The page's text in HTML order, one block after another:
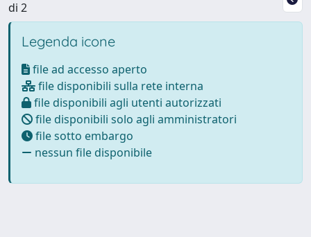
di 2
Legenda icone
file ad accesso aperto
file disponibili sulla rete interna
file disponibili agli utenti autorizzati
file disponibili solo agli amministratori
file sotto embargo
nessun file disponibile